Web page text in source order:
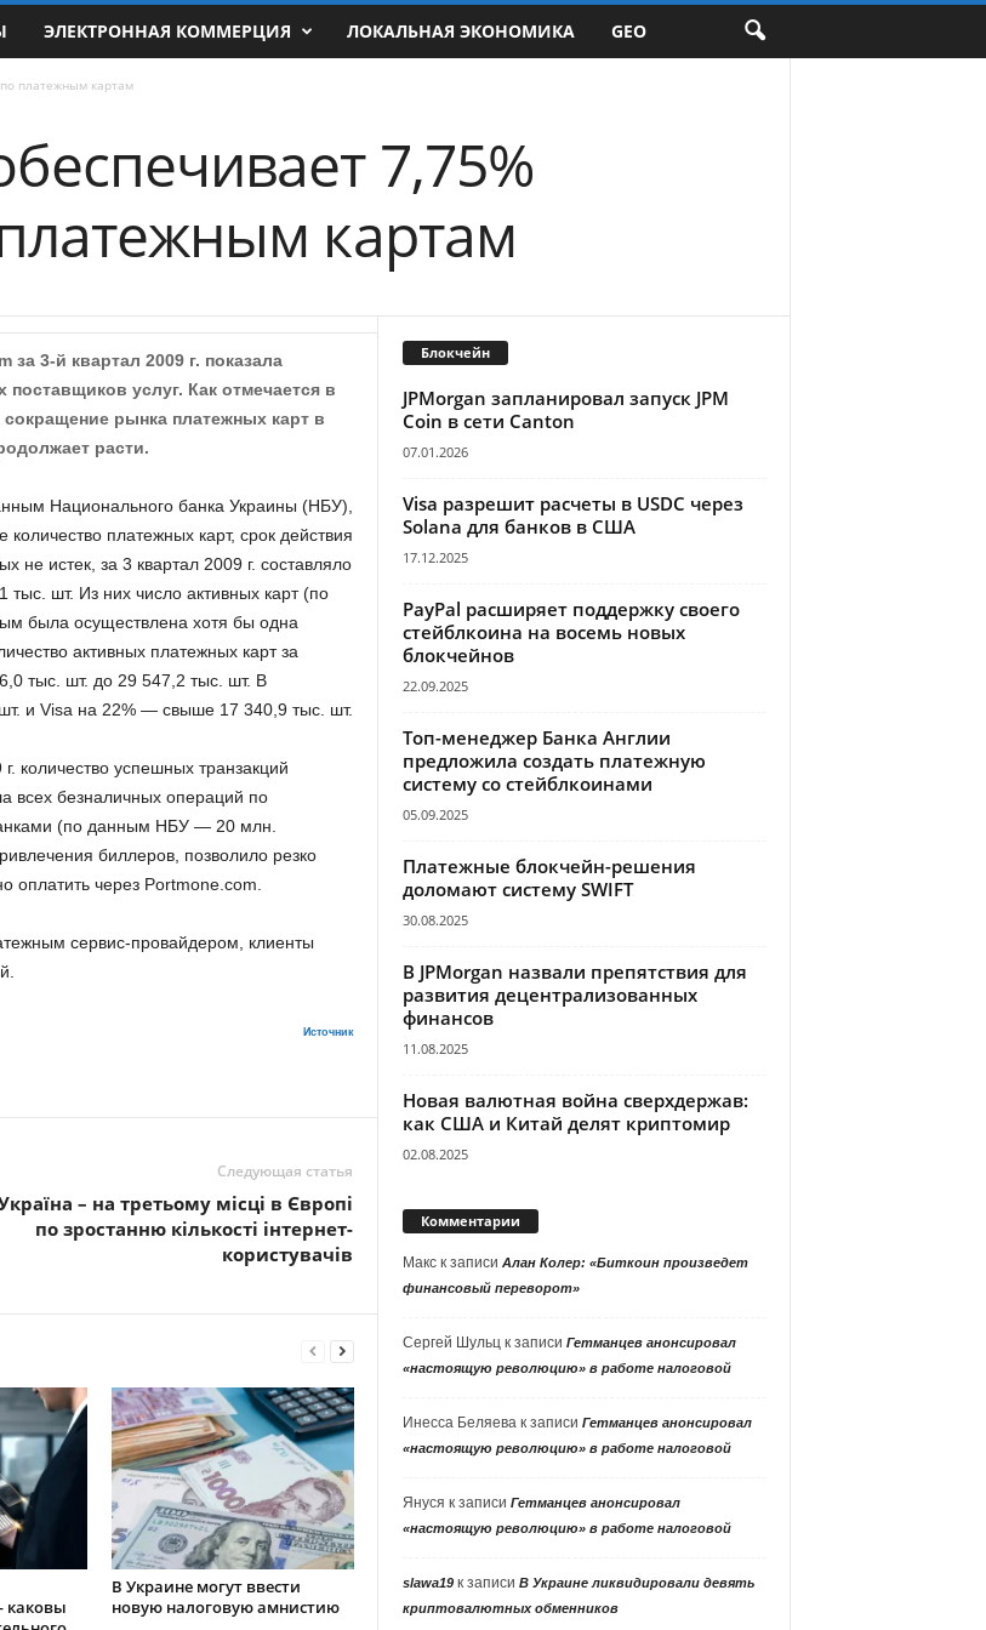
ЭЛЕКТРОННАЯ КОММЕРЦИЯ ЛОКАЛЬНАЯ ЭКОНОМИКА GEO
платежным картам
7,75%
картам
3-й квартал 2009 г. показала
услуг. Как отмечается в
рынка платежных карт в
расти.
Национального банка Украины (НБУ),
количество платежных карт, срок действия
не истек, за 3 квартал 2009 г. составляло
тыс. шт. Из них число активных карт (по
была осуществлена хотя бы одна
активных платежных карт за
тыс. шт. до 29 547,2 тыс. шт. В
и Visa на 22% — свыше 17 340,9 тыс. шт.
количество успешных транзакций
всех безналичных операций по
(по данным НБУ — 20 млн.
биллеров, позволило резко
оплатить через Portmone.com.
сервис-провайдером, клиенты
Источник
Следующая статья
– на третьому місці в Європі
по зростанню кількості інтернет-
користувачів
каковы
В Украине могут ввести
новую налоговую амнистию
Блокчейн
JPMorgan запланировал запуск JPM
Coin в сети Canton
07.01.2026
Visa разрешит расчеты в USDC через
Solana для банков в США
17.12.2025
PayPal расширяет поддержку своего
стейблкоина на восемь новых
блокчейнов
22.09.2025
Топ-менеджер Банка Англии
предложила создать платежную
систему со стейблкоинами
05.09.2025
Платежные блокчейн-решения
доломают систему SWIFT
30.08.2025
В JPMorgan назвали препятствия для
развития децентрализованных
финансов
11.08.2025
Новая валютная война сверхдержав:
как США и Китай делят криптомир
02.08.2025
Комментарии
Макск записи Алан Колер: «Биткоин произведет
финансовый переворот»
Сергей Шульцк записи Гетманцев анонсировал
«настоящую революцию» в работе налоговой
Инесса Беляевак записи Гетманцев анонсировал
«настоящую революцию» в работе налоговой
Януся к записи Гетманцев анонсировал
«настоящую революцию» в работе налоговой
slawa19к записи В Украине ликвидировали девять
криптовалютных обменников